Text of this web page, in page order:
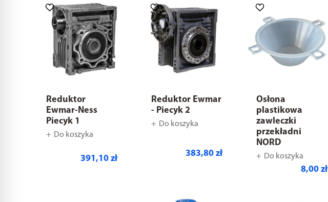
Reduktor
Ewmar-Ness
Piecyk 1
Do koszyka
391,10 zł
Reduktor Ewmar
- Piecyk 2
Do koszyka
383,80 zł
Osłona
plastikowa
zawleczki
przekładni
NORD
Do koszyka
8,00 zł